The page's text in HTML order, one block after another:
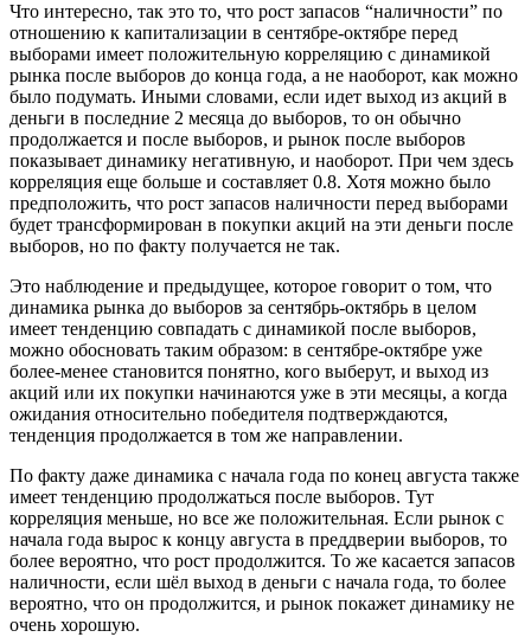
Что интересно, так это то, что рост запасов “наличности” по
отношению к капитализации в сентябре-октябре перед
выборами имеет положительную корреляцию с динамикой
рынка после выборов до конца года, а не наоборот, как можно
было подумать. Иными словами, если идет выход из акций в
деньги в последние 2 месяца до выборов, то он обычно
продолжается и после выборов, и рынок после выборов
показывает динамику негативную, и наоборот. При чем здесь
корреляция еще больше и составляет 0.8. Хотя можно было
предположить, что рост запасов наличности перед выборами
будет трансформирован в покупки акций на эти деньги после
выборов, но по факту получается не так.
Это наблюдение и предыдущее, которое говорит о том, что
динамика рынка до выборов за сентябрь-октябрь в целом
имеет тенденцию совпадать с динамикой после выборов,
можно обосновать таким образом: в сентябре-октябре уже
более-менее становится понятно, кого выберут, и выход из
акций или их покупки начинаются уже в эти месяцы, а когда
ожидания относительно победителя подтверждаются,
тенденция продолжается в том же направлении.
По факту даже динамика с начала года по конец августа также
имеет тенденцию продолжаться после выборов. Тут
корреляция меньше, но все же положительная. Если рынок с
начала года вырос к концу августа в преддверии выборов, то
более вероятно, что рост продолжится. То же касается запасов
наличности, если шёл выход в деньги с начала года, то более
вероятно, что он продолжится, и рынок покажет динамику не
очень хорошую.